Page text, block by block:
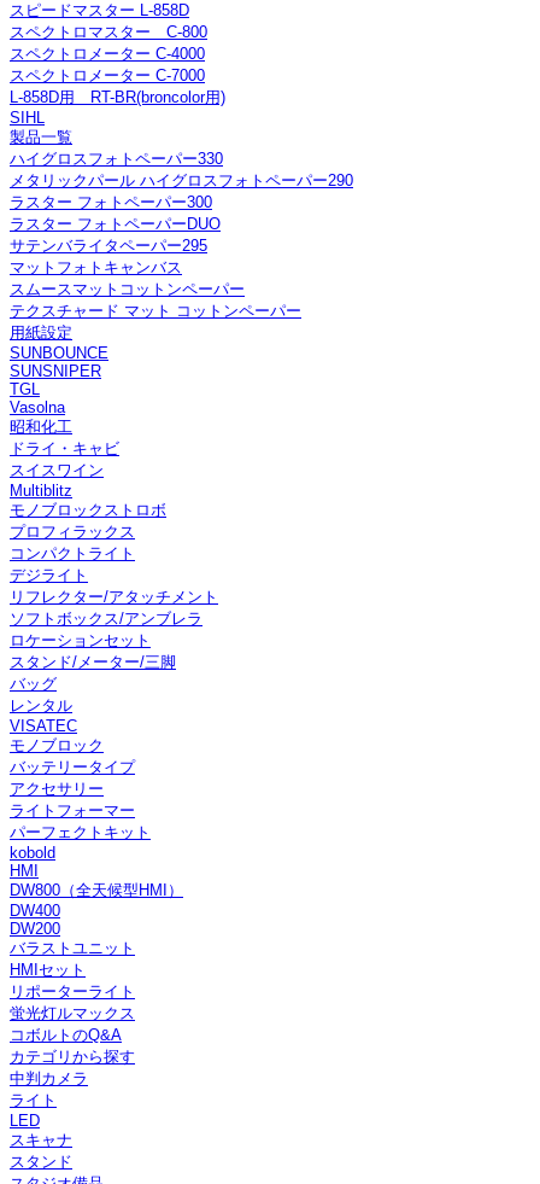
スピードマスター L-858D
スペクトロマスター C-800
スペクトロメーター C-4000
スペクトロメーター C-7000
L-858D用 RT-BR(broncolor用)
SIHL
製品一覧
ハイグロスフォトペーパー330
メタリックパール ハイグロスフォトペーパー290
ラスター フォトペーパー300
ラスター フォトペーパーDUO
サテンバライタペーパー295
マットフォトキャンバス
スムースマットコットンペーパー
テクスチャード マット コットンペーパー
用紙設定
SUNBOUNCE
SUNSNIPER
TGL
Vasolna
昭和化工
ドライ・キャビ
スイスワイン
Multiblitz
モノブロックストロボ
プロフィラックス
コンパクトライト
デジライト
リフレクター/アタッチメント
ソフトボックス/アンブレラ
ロケーションセット
スタンド/メーター/三脚
バッグ
レンタル
VISATEC
モノブロック
バッテリータイプ
アクセサリー
ライトフォーマー
パーフェクトキット
kobold
HMI
DW800（全天候型HMI）
DW400
DW200
バラストユニット
HMIセット
リポーターライト
蛍光灯ルマックス
コボルトのQ&A
カテゴリから探す
中判カメラ
ライト
LED
スキャナ
スタンド